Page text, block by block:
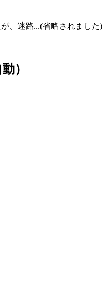
、迷路...(省略されました)
）